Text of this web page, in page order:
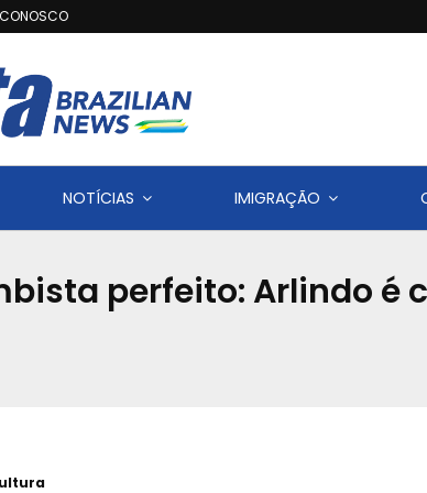
NOTÍCIAS IMIGRAÇÃO
perfeito: Arlindo é